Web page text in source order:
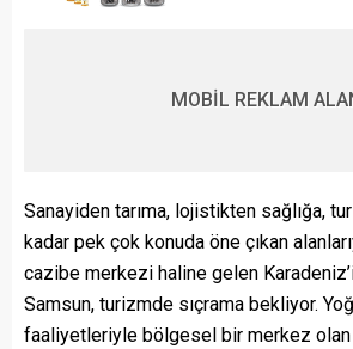
MOBİL REKLAM
Sanayiden tarıma, lojistikten sağlığa,
kadar pek çok konuda öne çıkan
cazibe merkezi haline gelen
Samsun, turizmde sıçrama bekliyor.
faaliyetleriyle bölgesel bir merkez olan